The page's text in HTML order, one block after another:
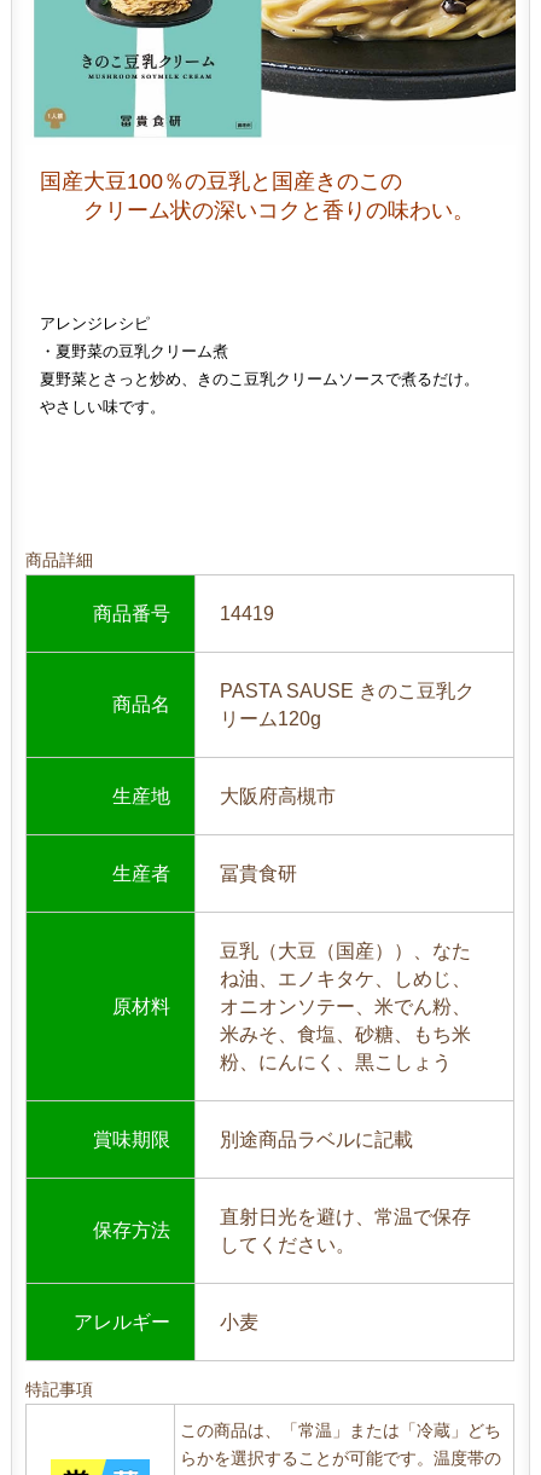
国産大豆100％の豆乳と国産きのこの
クリーム状の深いコクと香りの味わい。
アレンジレシピ
・夏野菜の豆乳クリーム煮
夏野菜とさっと炒め、きのこ豆乳クリームソースで煮るだけ。
やさしい味です。
商品詳細
商品番号 14419
商品名
PASTA SAUSE きのこ豆乳ク
リーム120g
生産地 大阪府高槻市
生産者 冨貴食研
原材料
豆乳（大豆（国産））、なた
ね油、エノキタケ、しめじ、
オニオンソテー、米でん粉、
米みそ、食塩、砂糖、もち米
粉、にんにく、黒こしょう
賞味期限 別途商品ラベルに記載
保存方法
直射日光を避け、常温で保存
してください。
アレルギー 小麦
特記事項
この商品は、「常温」または「冷蔵」どち
らかを選択することが可能です。温度帯の